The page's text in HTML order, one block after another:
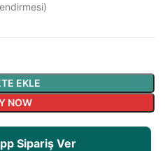
EKLE
NOW
Sipariş Ver